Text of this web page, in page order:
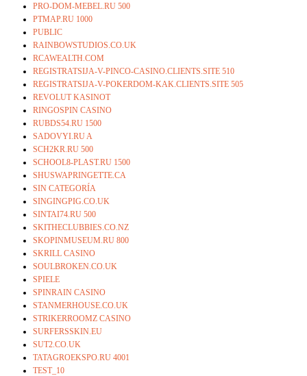
PRO-DOM-MEBEL.RU 500
PTMAP.RU 1000
PUBLIC
RAINBOWSTUDIOS.CO.UK
RCAWEALTH.COM
REGISTRATSIJA-V-PINCO-CASINO.CLIENTS.SITE 510
REGISTRATSIJA-V-POKERDOM-KAK.CLIENTS.SITE 505
REVOLUT KASINOT
RINGOSPIN CASINO
RUBDS54.RU 1500
SADOVYI.RU A
SCH2KR.RU 500
SCHOOL8-PLAST.RU 1500
SHUSWAPRINGETTE.CA
SIN CATEGORÍA
SINGINGPIG.CO.UK
SINTAI74.RU 500
SKITHECLUBBIES.CO.NZ
SKOPINMUSEUM.RU 800
SKRILL CASINO
SOULBROKEN.CO.UK
SPIELE
SPINRAIN CASINO
STANMERHOUSE.CO.UK
STRIKERROOMZ CASINO
SURFERSSKIN.EU
SUT2.CO.UK
TATAGROEKSPO.RU 4001
TEST_10